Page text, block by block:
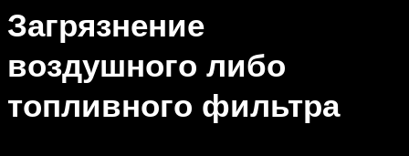
Загрязнение
воздушного либо
топливного фильтра